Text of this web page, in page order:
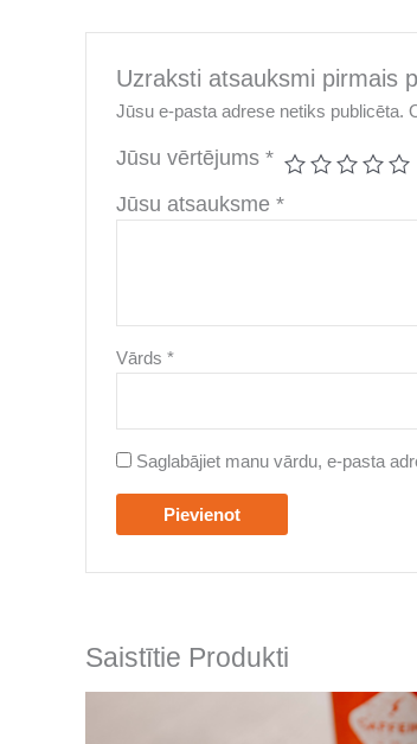
Uzraksti atsauksmi pirmais
Jūsu e-pasta adrese netiks publicēta.
Jūsu vērtējums*
Jūsu atsauksme*
Vārds*
Saglabājiet manu vārdu, e-pasta
Saistītie Produkti